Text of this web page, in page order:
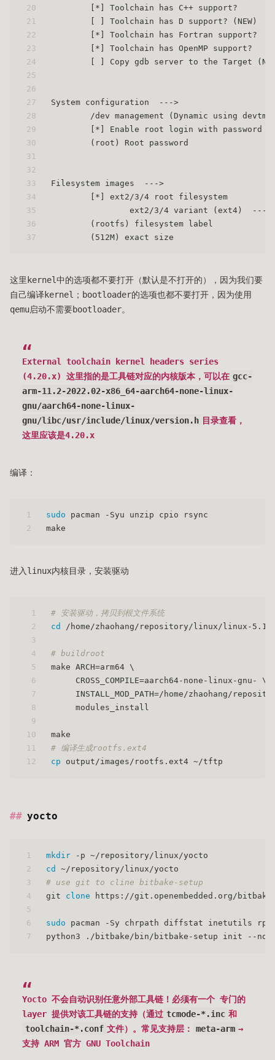
20
21
22
23
24
25
26
27
28
29
30
31
32
33
34
35
36
37
	[*] Toolchain has C++ support?
	[ ] Toolchain has D support? (NEW)
	[*] Toolchain has Fortran support?
	[*] Toolchain has OpenMP support?
[ ] Copy gdb server to the Target
System configuration  --->
/dev management (Dynamic using
[*] Enable root login with password
	(root) Root password
Filesystem images  --->
	[*] ext2/3/4 root filesystem
		ext2/3/4 variant (ext4)  --->
	(rootfs) filesystem label
	(512M) exact size
这里kernel中的选项都不要打开（默认是不打开的），因为我们要
自己编译kernel；bootloader的选项也都不要打开，因为使用
qemu启动不需要bootloader。
External toolchain kernel headers series
(4.20.x) 这里指的是工具链对应的内核版本，可以在 gcc-
arm-11.2-2022.02-x86_64-aarch64-none-linux-
gnu/aarch64-none-linux-
gnu/libc/usr/include/linux/version.h 目录查看，
这里应该是4.20.x
编译：
1
2
sudo pacman -Syu unzip cpio rsync
make
进入linux内核目录，安装驱动
1
2
3
4
5
6
7
8
9
10
11
12
# 安装驱动，拷贝到根文件系统
cd
/home/zhaohang/repository/linux/linux-
# buildroot
make ARCH=arm64 \
     CROSS_COMPILE=aarch64-none-linux-gnu- \
INSTALL_MOD_PATH=/home/zhaohang/
     modules_install
make
# 编译生成rootfs.ext4
cp output/images/rootfs.ext4 ~/tftp
yocto
1
2
3
4
5
6
7
mkdir -p ~/repository/linux/yocto
cd
~/repository/linux/yocto
# use git to cline bitbake-setup
git clone https://git.openembedded.org/bitbake
sudo pacman -Sy chrpath diffstat inetutils
python3 ./bitbake/bin/bitbake-setup init --non-
Yocto 不会自动识别任意外部工具链！必须有一个 专门的
layer 提供对该工具链的支持（通过 tcmode-*.inc 和
toolchain-*.conf 文件）。常见支持层： meta-arm →
支持 ARM 官方 GNU Toolchain